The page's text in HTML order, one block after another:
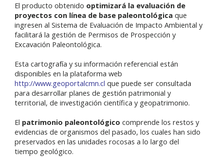
El producto obtenido optimizará la evaluación de
proyectos con línea de base paleontológica que
ingresen al Sistema de Evaluación de Impacto Ambiental y
facilitará la gestión de Permisos de Prospección y
Excavación Paleontológica.
Esta cartografía y su información referencial están
disponibles en la plataforma web
http://www.geoportalcmn.cl que puede ser consultada
para desarrollar planes de gestión patrimonial y
territorial, de investigación científica y geopatrimonio.
El patrimonio paleontológico comprende los restos y
evidencias de organismos del pasado, los cuales han sido
preservados en las unidades rocosas a lo largo del
tiempo geológico.